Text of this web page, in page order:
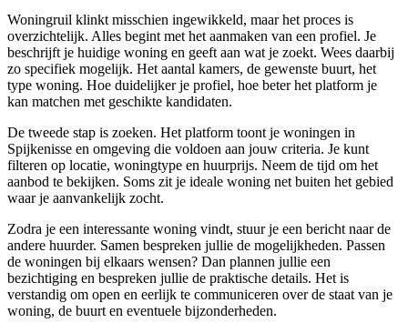
Woningruil klinkt misschien ingewikkeld, maar het proces is
overzichtelijk. Alles begint met het aanmaken van een profiel. Je
beschrijft je huidige woning en geeft aan wat je zoekt. Wees daarbij
zo specifiek mogelijk. Het aantal kamers, de gewenste buurt, het
type woning. Hoe duidelijker je profiel, hoe beter het platform je
kan matchen met geschikte kandidaten.
De tweede stap is zoeken. Het platform toont je woningen in
Spijkenisse en omgeving die voldoen aan jouw criteria. Je kunt
filteren op locatie, woningtype en huurprijs. Neem de tijd om het
aanbod te bekijken. Soms zit je ideale woning net buiten het gebied
waar je aanvankelijk zocht.
Zodra je een interessante woning vindt, stuur je een bericht naar de
andere huurder. Samen bespreken jullie de mogelijkheden. Passen
de woningen bij elkaars wensen? Dan plannen jullie een
bezichtiging en bespreken jullie de praktische details. Het is
verstandig om open en eerlijk te communiceren over de staat van je
woning, de buurt en eventuele bijzonderheden.